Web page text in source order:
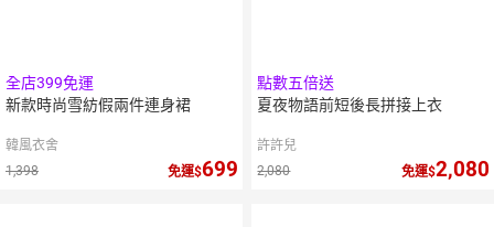
全店399免運
新款時尚雪紡假兩件連身裙
韓風衣舍
1,398
免運 699
點數五倍送
夏夜物語前短後長拼接上衣
許許兒
2,080
免運 2,080